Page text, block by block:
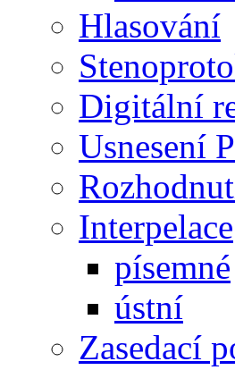
Hlasování
Digitální
Usnesení
Interpelace
písemné
ústní
Zasedací